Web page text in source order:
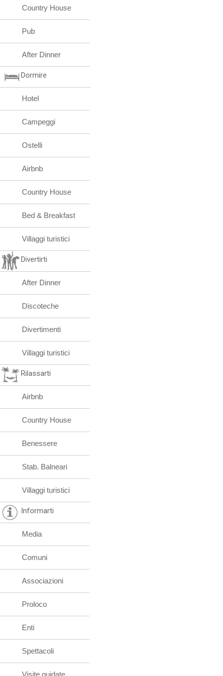
Country House
Pub
After Dinner
Dormire
Hotel
Campeggi
Ostelli
Airbnb
Country House
Bed & Breakfast
Villaggi turistici
Divertirti
After Dinner
Discoteche
Divertimenti
Villaggi turistici
Rilassarti
Airbnb
Country House
Benessere
Stab. Balneari
Villaggi turistici
Informarti
Media
Comuni
Associazioni
Proloco
Enti
Spettacoli
Visite guidate